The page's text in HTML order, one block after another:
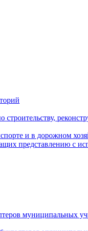
и в дорожном
представлению с